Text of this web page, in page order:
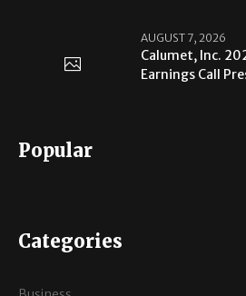
AUGUST 7, 2026
Calumet, Inc.
Earnings Call
Popular
Categories